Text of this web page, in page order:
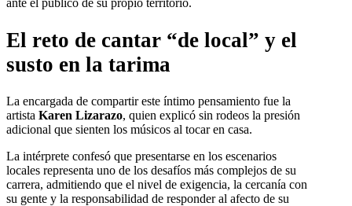
ante el público de su propio territorio.
El reto de cantar “de local” y el
susto en la tarima
La encargada de compartir este íntimo pensamiento fue la
artista Karen Lizarazo, quien explicó sin rodeos la presión
adicional que sienten los músicos al tocar en casa.
La intérprete confesó que presentarse en los escenarios
locales representa uno de los desafíos más complejos de su
carrera, admitiendo que el nivel de exigencia, la cercanía con
su gente y la responsabilidad de responder al afecto de su